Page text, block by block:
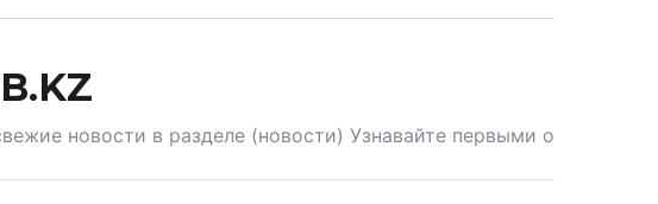
новости в разделе (новости) Узнавайте первыми о